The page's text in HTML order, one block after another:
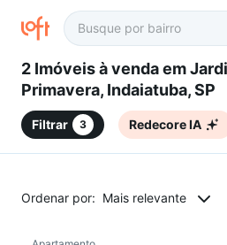
2 Imóveis à venda em Jardim
Primavera, Indaiatuba, SP
Filtrar 3 Redecore IA
Ordenar por: Mais relevante